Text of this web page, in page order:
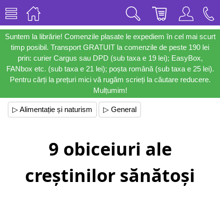
Suntem la librărie! Comenzile plasate le expediem în cel mai scurt
timp posibil. Transport GRATUIT la comenzile de peste 190 lei
prin: curier Cargus sau DPD (sub taxa e 19 lei); EasyBox,
FANbox etc. (sub taxa e 21 lei); poșta română (sub taxa e 25 lei).
Pentru cărți la prețuri mici vă rugăm scrieți la căutare reducere.
Mulțumim!
▷ Alimentație și naturism ▷ General
9 obiceiuri ale
creștinilor sănătoși